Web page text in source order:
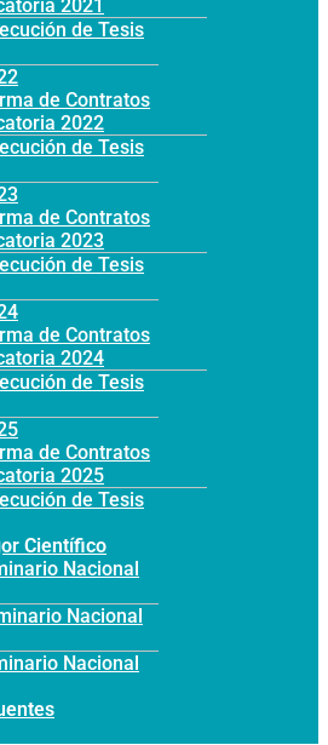
2021
de Tesis
de Contratos
2022
de Tesis
de Contratos
2023
de Tesis
de Contratos
2024
de Tesis
de Contratos
2025
de Tesis
Científico
Nacional
Nacional
Nacional